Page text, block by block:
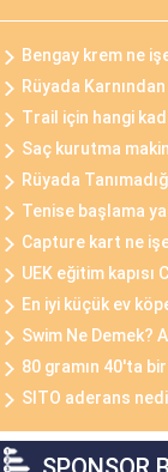
Bengay krem ne
Rüyada
Trail için hangi
Saç kurutma
Rüyada
Tenise başlama
Capture kart ne
UEK eğitim kapısı
En iyi küçük ev
Swim Ne Demek?
80 gramın 40'ta
SITO aderans